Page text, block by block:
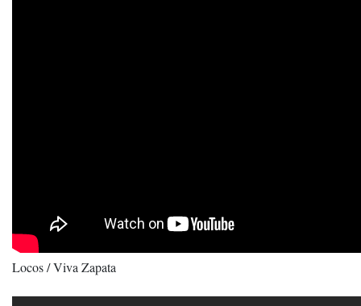
Locos / Viva Zapata